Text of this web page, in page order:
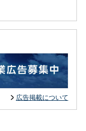
広告掲載について